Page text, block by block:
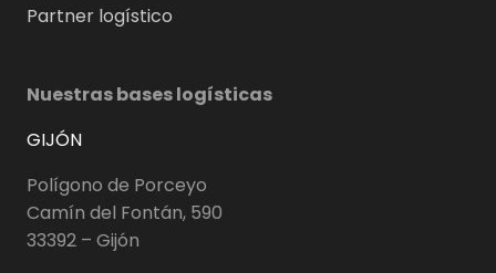
Partner logístico
Nuestras bases logísticas
GIJÓN
Polígono de Porceyo
Camín del Fontán, 590
33392 – Gijón